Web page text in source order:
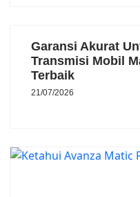
Garansi Akurat
Transmisi Mobil
Terbaik
21/07/2026